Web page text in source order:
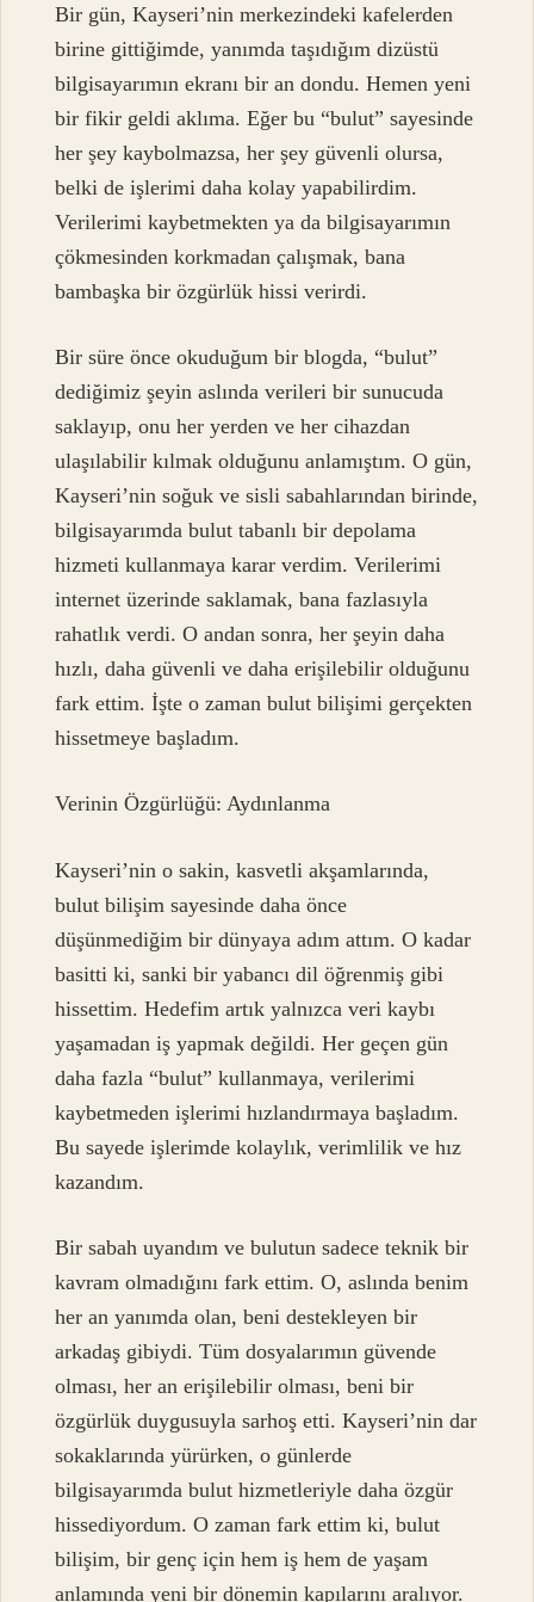
Bir gün, Kayseri’nin merkezindeki kafelerden
birine gittiğimde, yanımda taşıdığım dizüstü
bilgisayarımın ekranı bir an dondu. Hemen yeni
bir fikir geldi aklıma. Eğer bu “bulut” sayesinde
her şey kaybolmazsa, her şey güvenli olursa,
belki de işlerimi daha kolay yapabilirdim.
Verilerimi kaybetmekten ya da bilgisayarımın
çökmesinden korkmadan çalışmak, bana
bambaşka bir özgürlük hissi verirdi.
Bir süre önce okuduğum bir blogda, “bulut”
dediğimiz şeyin aslında verileri bir sunucuda
saklayıp, onu her yerden ve her cihazdan
ulaşılabilir kılmak olduğunu anlamıştım. O gün,
Kayseri’nin soğuk ve sisli sabahlarından birinde,
bilgisayarımda bulut tabanlı bir depolama
hizmeti kullanmaya karar verdim. Verilerimi
internet üzerinde saklamak, bana fazlasıyla
rahatlık verdi. O andan sonra, her şeyin daha
hızlı, daha güvenli ve daha erişilebilir olduğunu
fark ettim. İşte o zaman bulut bilişimi gerçekten
hissetmeye başladım.
Verinin Özgürlüğü: Aydınlanma
Kayseri’nin o sakin, kasvetli akşamlarında,
bulut bilişim sayesinde daha önce
düşünmediğim bir dünyaya adım attım. O kadar
basitti ki, sanki bir yabancı dil öğrenmiş gibi
hissettim. Hedefim artık yalnızca veri kaybı
yaşamadan iş yapmak değildi. Her geçen gün
daha fazla “bulut” kullanmaya, verilerimi
kaybetmeden işlerimi hızlandırmaya başladım.
Bu sayede işlerimde kolaylık, verimlilik ve hız
kazandım.
Bir sabah uyandım ve bulutun sadece teknik bir
kavram olmadığını fark ettim. O, aslında benim
her an yanımda olan, beni destekleyen bir
arkadaş gibiydi. Tüm dosyalarımın güvende
olması, her an erişilebilir olması, beni bir
özgürlük duygusuyla sarhoş etti. Kayseri’nin dar
sokaklarında yürürken, o günlerde
bilgisayarımda bulut hizmetleriyle daha özgür
hissediyordum. O zaman fark ettim ki, bulut
bilişim, bir genç için hem iş hem de yaşam
anlamında yeni bir dönemin kapılarını aralıyor.